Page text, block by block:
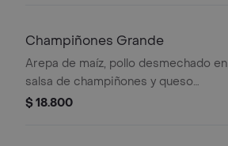
Champiñones Grande
Arepa de maíz, pollo desmechado en
salsa de champiñones y queso
mozzarella gratinado.
$ 18.800